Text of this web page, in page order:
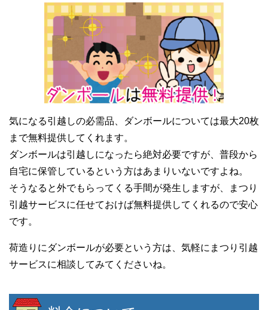
気になる引越しの必需品、ダンボールについては最大20枚
まで無料提供してくれます。
ダンボールは引越しになったら絶対必要ですが、普段から
自宅に保管しているという方はあまりいないですよね。
そうなると外でもらってくる手間が発生しますが、まつり
引越サービスに任せておけば無料提供してくれるので安心
です。
荷造りにダンボールが必要という方は、気軽にまつり引越
サービスに相談してみてくださいね。